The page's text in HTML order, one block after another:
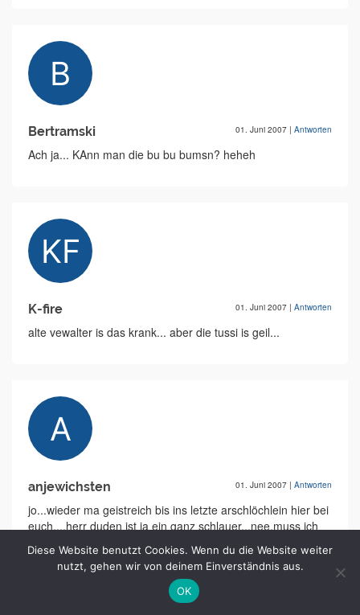
Bertramski 01. Juni 2007 | Antworten
Ach ja... KAnn man die bu bu bumsn? heheh
K-fire 01. Juni 2007 | Antworten
alte vewalter is das krank... aber die tussi is geil...
anjewichsten 01. Juni 2007 | Antworten
jo...wieder ma geistreich bis ins letzte arschlöchlein hier bei
euch....herr duden ist ja ein ganz schlauer...nee,muss ich
sagen, hätte ich nicht soviel spa"ss" in dieser runden welt,
würde ich auch krampfhaft versuchen, mich mit
pseudointelligenz zu brüsten. naja dudilein, keine falsche
scham, es kommt bald nen neues gesetz raus, dann darfst
du deine muddi schwängern, un dem produkt kannst du
Diese Website benutzt Cookies. Wenn du die Website weiter
nutzt, gehen wir von deinem Einverständnis aus.
OK